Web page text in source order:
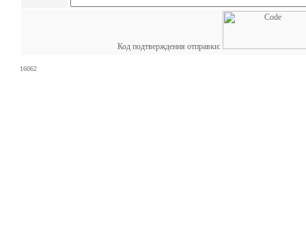
Код подтверждения отправки:
16062